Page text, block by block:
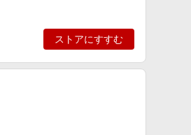
ストアにすすむ